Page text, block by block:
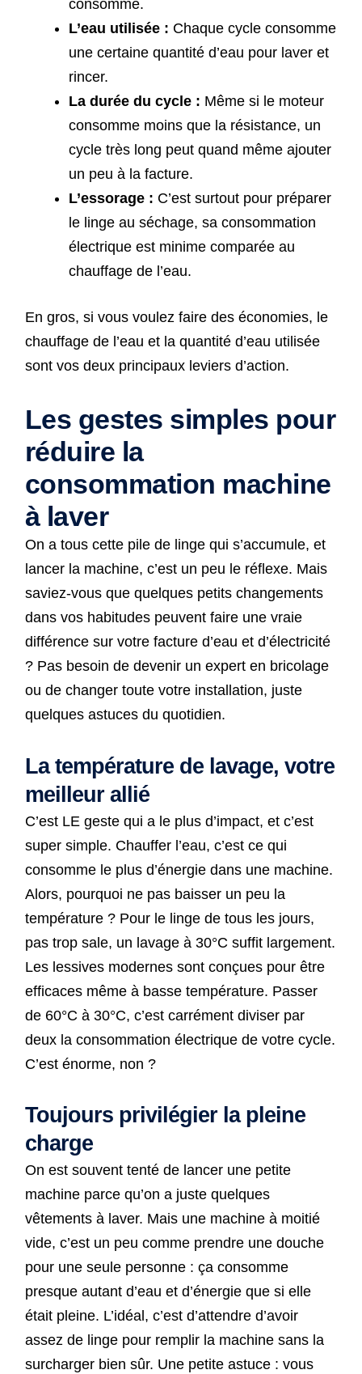
consomme.
L’eau utilisée : Chaque cycle consomme
une certaine quantité d’eau pour laver et
rincer.
La durée du cycle : Même si le moteur
consomme moins que la résistance, un
cycle très long peut quand même ajouter
un peu à la facture.
L’essorage : C’est surtout pour préparer
le linge au séchage, sa consommation
électrique est minime comparée au
chauffage de l’eau.
En gros, si vous voulez faire des économies, le
chauffage de l’eau et la quantité d’eau utilisée
sont vos deux principaux leviers d’action.
Les gestes simples pour
réduire la
consommation machine
à laver
On a tous cette pile de linge qui s’accumule, et
lancer la machine, c’est un peu le réflexe. Mais
saviez-vous que quelques petits changements
dans vos habitudes peuvent faire une vraie
différence sur votre facture d’eau et d’électricité
? Pas besoin de devenir un expert en bricolage
ou de changer toute votre installation, juste
quelques astuces du quotidien.
La température de lavage, votre
meilleur allié
C’est LE geste qui a le plus d’impact, et c’est
super simple. Chauffer l’eau, c’est ce qui
consomme le plus d’énergie dans une machine.
Alors, pourquoi ne pas baisser un peu la
température ? Pour le linge de tous les jours,
pas trop sale, un lavage à 30°C suffit largement.
Les lessives modernes sont conçues pour être
efficaces même à basse température. Passer
de 60°C à 30°C, c’est carrément diviser par
deux la consommation électrique de votre cycle.
C’est énorme, non ?
Toujours privilégier la pleine
charge
On est souvent tenté de lancer une petite
machine parce qu’on a juste quelques
vêtements à laver. Mais une machine à moitié
vide, c’est un peu comme prendre une douche
pour une seule personne : ça consomme
presque autant d’eau et d’énergie que si elle
était pleine. L’idéal, c’est d’attendre d’avoir
assez de linge pour remplir la machine sans la
surcharger bien sûr. Une petite astuce : vous